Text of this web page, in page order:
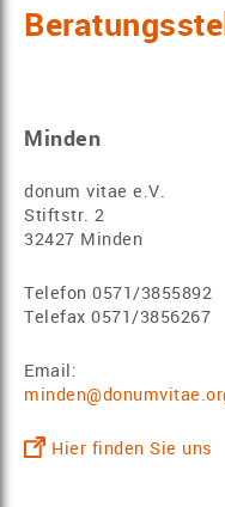
Minden
donum vitae e.V.
Stiftstr. 2
32427 Minden
Telefon 0571/3855892
Telefax 0571/3856267
Email:
Hier finden Sie uns